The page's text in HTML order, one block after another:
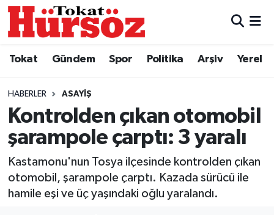
Tokat Gündem Spor Politika Arşiv Yerel
HABERLER ASAYIŞ
Kontrolden çıkan otomobil
şarampole çarptı: 3 yaralı
Kastamonu'nun Tosya ilçesinde kontrolden çıkan
otomobil, şarampole çarptı. Kazada sürücü ile
hamile eşi ve üç yaşındaki oğlu yaralandı.
Türkiye Gündemi
Gündem
Asayiş
Spor
Politika
Hava Durumu
Tokat Namaz Vakitleri
Trafik Durumu
Süper Lig Puan Durumu ve Fikstür
Tüm Manşetler